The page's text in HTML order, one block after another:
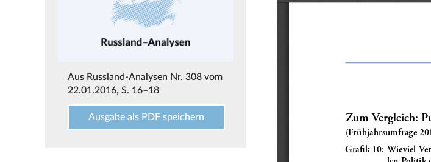
Aus Russland-Analysen Nr. 308 vom
22.01.2016, S. 16–18
Ausgabe als PDF speichern